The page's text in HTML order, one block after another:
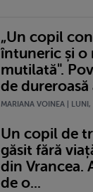
„Un copil
întuneric și o
mutilată".
de dureroasă
MARIANA VOINEA |
Un copil de
găsit fără
din Vrancea.
de o...